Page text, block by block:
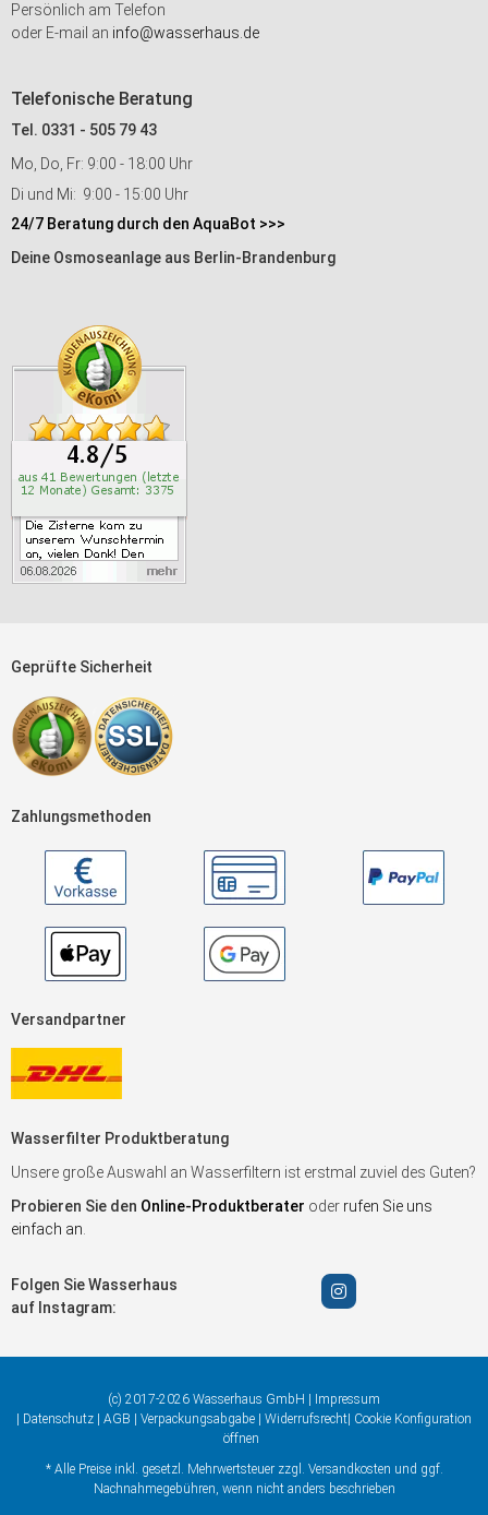
Persönlich am Telefon
oder E-mail an info@wasserhaus.de
Telefonische Beratung
Tel. 0331 - 505 79 43
Mo, Do, Fr: 9:00 - 18:00 Uhr
Di und Mi: 9:00 - 15:00 Uhr
24/7 Beratung durch den AquaBot >>>
Deine Osmoseanlage aus Berlin-Brandenburg
Geprüfte Sicherheit
Zahlungsmethoden
Versandpartner
Wasserfilter Produktberatung
Unsere große Auswahl an Wasserfiltern ist erstmal zuviel des Guten?
Probieren Sie den Online-Produktberater oder rufen Sie uns
einfach an.
Folgen Sie Wasserhaus
auf Instagram:
(c) 2017-2026 Wasserhaus GmbH |
Impressum
Datenschutz AGB Verpackungsabgabe Widerrufsrecht Cookie Konfiguration
öffnen
* Alle Preise inkl. gesetzl. Mehrwertsteuer zzgl. Versandkosten und ggf.
Nachnahmegebühren, wenn nicht anders beschrieben